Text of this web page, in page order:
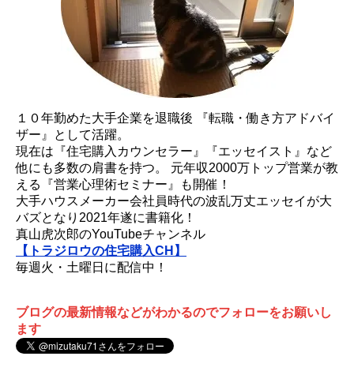
１０年勤めた大手企業を退職後 『転職・働き方アドバイ
ザー』として活躍。
現在は『住宅購入カウンセラー』『エッセイスト』など
他にも多数の肩書を持つ。 元年収2000万トップ営業が教
える『営業心理術セミナー』も開催！
大手ハウスメーカー会社員時代の波乱万丈エッセイが大
バズとなり2021年遂に書籍化！
真山虎次郎のYouTubeチャンネル
【トラジロウの住宅購入CH】
毎週火・土曜日に配信中！
ブログの最新情報などがわかるのでフォローをお願いし
ます